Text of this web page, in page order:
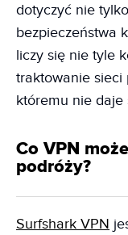
dotyczyć nie
bezpieczeństwa
liczy się nie tyle
traktowanie sieci
któremu nie daje
Co VPN
podróży?
Surfshark VPN